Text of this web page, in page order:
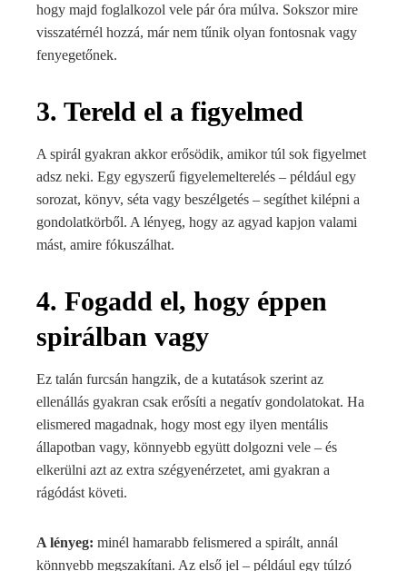
hogy majd foglalkozol vele pár óra múlva. Sokszor mire
visszatérnél hozzá, már nem tűnik olyan fontosnak vagy
fenyegetőnek.
3. Tereld el a figyelmed
A spirál gyakran akkor erősödik, amikor túl sok figyelmet
adsz neki. Egy egyszerű figyelemelterelés – például egy
sorozat, könyv, séta vagy beszélgetés – segíthet kilépni a
gondolatkörből. A lényeg, hogy az agyad kapjon valami
mást, amire fókuszálhat.
4. Fogadd el, hogy éppen
spirálban vagy
Ez talán furcsán hangzik, de a kutatások szerint az
ellenállás gyakran csak erősíti a negatív gondolatokat. Ha
elismered magadnak, hogy most egy ilyen mentális
állapotban vagy, könnyebb együtt dolgozni vele – és
elkerülni azt az extra szégyenérzetet, ami gyakran a
rágódást követi.
A lényeg: minél hamarabb felismered a spirált, annál
könnyebb megszakítani. Az első jel – például egy túlzó